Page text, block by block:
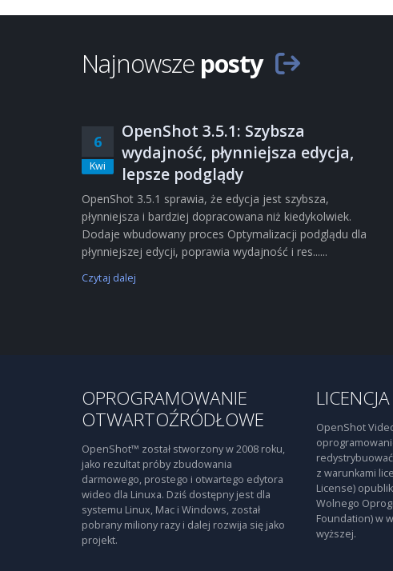
Najnowsze posty
6
Kwi
OpenShot 3.5.1: Szybsza
wydajność, płynniejsza edycja,
lepsze podglądy
OpenShot 3.5.1 sprawia, że edycja jest szybsza,
płynniejsza i bardziej dopracowana niż kiedykolwiek.
Dodaje wbudowany proces Optymalizacji podglądu dla
płynniejszej edycji, poprawia wydajność i res......
Czytaj dalej
OPROGRAMOWANIE
OTWARTOŹRÓDŁOWE
OpenShot™ został stworzony w 2008 roku,
jako rezultat próby zbudowania
darmowego, prostego i otwartego edytora
wideo dla Linuxa. Dziś dostępny jest dla
systemu Linux, Mac i Windows, został
pobrany miliony razy i dalej rozwija się jako
projekt.
LICENCJA
OpenShot
z warunkami
License)
Wolnego
Foundation) w
wyższej.